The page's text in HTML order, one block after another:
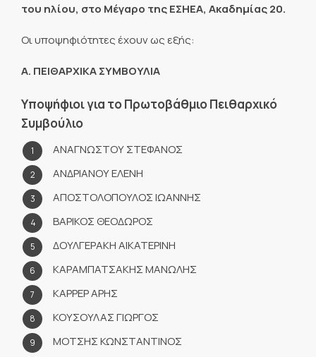
του ηλίου, στο Μέγαρο της ΕΣΗΕΑ, Ακαδημίας 20.
Οι υποψηφιότητες έχουν ως εξής:
Α. ΠΕΙΘΑΡΧΙΚΑ ΣΥΜΒΟΥΛΙΑ
Υποψήφιοι για το Πρωτοβάθμιο Πειθαρχικό
Συμβούλιο
ΑΝΑΓΝΩΣΤΟΥ ΣΤΕΦΑΝΟΣ
ΑΝΔΡΙΑΝΟΥ ΕΛΕΝΗ
ΑΠΟΣΤΟΛΟΠΟΥΛΟΣ ΙΩΑΝΝΗΣ
ΒΑΡΙΚΟΣ ΘΕΟΔΩΡΟΣ
ΔΟΥΛΓΕΡΑΚΗ ΑΙΚΑΤΕΡΙΝΗ
ΚΑΡΑΜΠΑΤΣΑΚΗΣ ΜΑΝΩΛΗΣ
ΚΑΡΡΕΡ ΑΡΗΣ
ΚΟΥΣΟΥΛΑΣ ΓΙΩΡΓΟΣ
ΜΟΤΣΗΣ ΚΩΝΣΤΑΝΤΙΝΟΣ